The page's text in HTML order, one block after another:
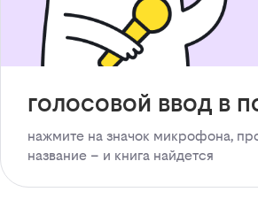
голосовой ввод в
нажмите на значок микрофона,
название – и книга найдется